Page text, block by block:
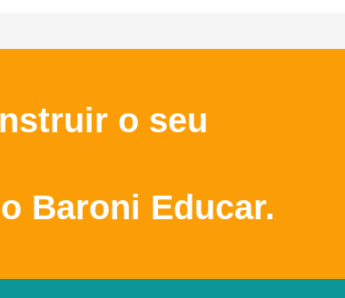
o seu
Baroni Educar.